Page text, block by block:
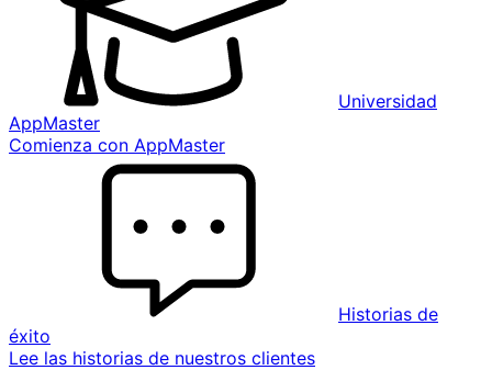
Universidad
AppMaster
Comienza con AppMaster
Historias de
éxito
Lee las historias de nuestros clientes